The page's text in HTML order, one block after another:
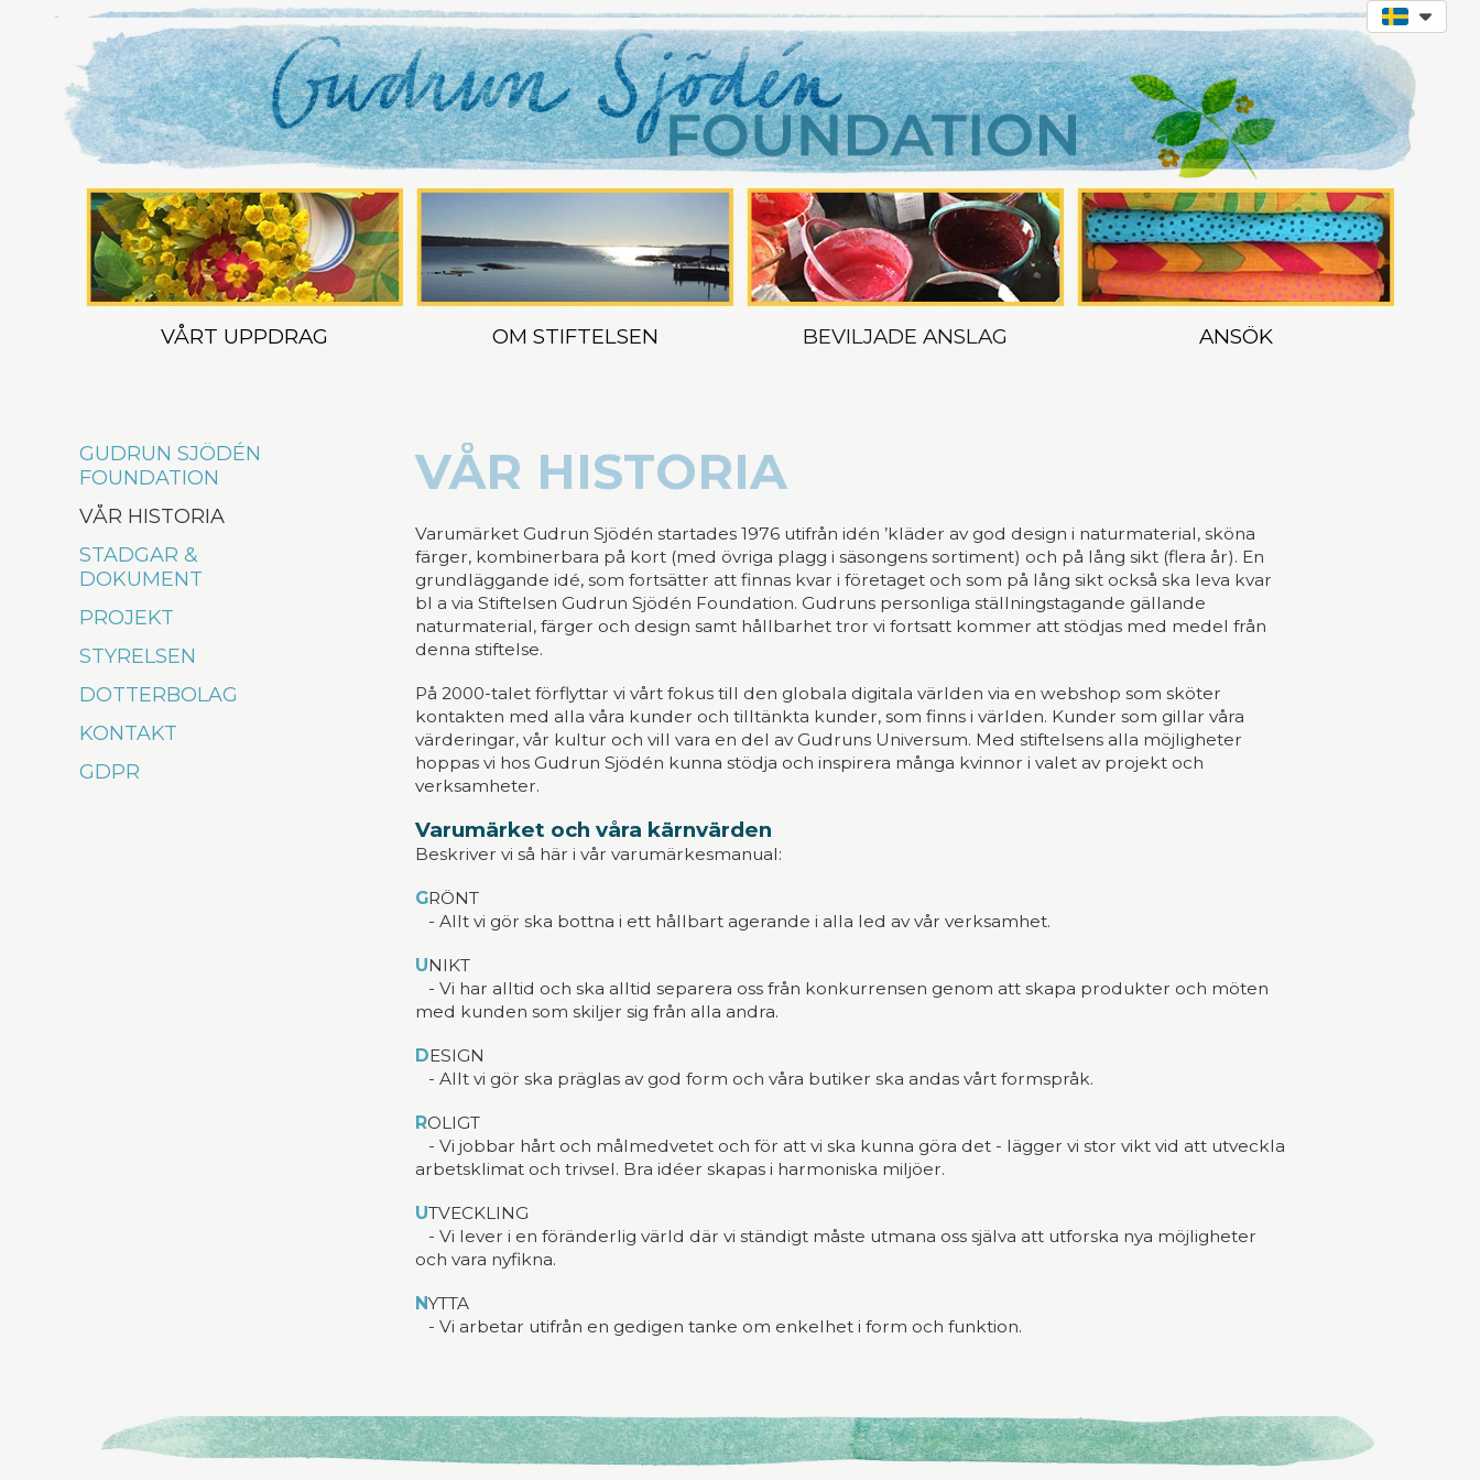
VÅRT UPPDRAG OM STIFTELSEN BEVILJADE ANSLAG ANSÖK
GUDRUN SJÖDÉN
FOUNDATION
VÅR HISTORIA
STADGAR &
DOKUMENT
PROJEKT
STYRELSEN
DOTTERBOLAG
KONTAKT
GDPR
VÅR HISTORIA
Varumärket Gudrun Sjödén startades 1976 utifrån idén ’kläder av god design i naturmaterial, sköna
färger, kombinerbara på kort (med övriga plagg i säsongens sortiment) och på lång sikt (flera år). En
grundläggande idé, som fortsätter att finnas kvar i företaget och som på lång sikt också ska leva kvar
bl a via Stiftelsen Gudrun Sjödén Foundation. Gudruns personliga ställningstagande gällande
naturmaterial, färger och design samt hållbarhet tror vi fortsatt kommer att stödjas med medel från
denna stiftelse.
På 2000-talet förflyttar vi vårt fokus till den globala digitala världen via en webshop som sköter
kontakten med alla våra kunder och tilltänkta kunder, som finns i världen. Kunder som gillar våra
värderingar, vår kultur och vill vara en del av Gudruns Universum. Med stiftelsens alla möjligheter
hoppas vi hos Gudrun Sjödén kunna stödja och inspirera många kvinnor i valet av projekt och
verksamheter.
Varumärket och våra kärnvärden
Beskriver vi så här i vår varumärkesmanual:
GRÖNT
- Allt vi gör ska bottna i ett hållbart agerande i alla led av vår verksamhet.
UNIKT
- Vi har alltid och ska alltid separera oss från konkurrensen genom att skapa produkter och möten
med kunden som skiljer sig från alla andra.
DESIGN
- Allt vi gör ska präglas av god form och våra butiker ska andas vårt formspråk.
ROLIGT
- Vi jobbar hårt och målmedvetet och för att vi ska kunna göra det - lägger vi stor vikt vid att utveckla
arbetsklimat och trivsel. Bra idéer skapas i harmoniska miljöer.
UTVECKLING
- Vi lever i en föränderlig värld där vi ständigt måste utmana oss själva att utforska nya möjligheter
och vara nyfikna.
NYTTA
- Vi arbetar utifrån en gedigen tanke om enkelhet i form och funktion.